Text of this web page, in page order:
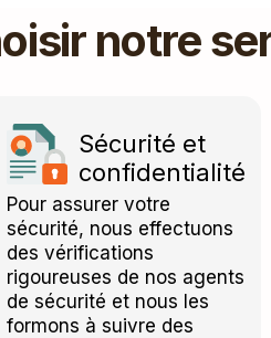
notre
Sécurité et
confidentialité
Pour assurer votre
sécurité, nous effectuons
des vérifications
rigoureuses de nos agents
de sécurité et nous les
formons à suivre des